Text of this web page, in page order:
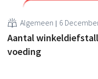
Algemeen 6
Aantal
voeding